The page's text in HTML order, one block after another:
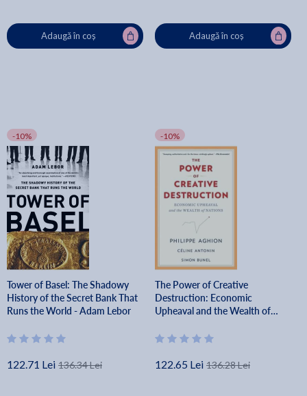
Adaugă în coș Adaugă în coș
-10%
Tower of Basel: The Shadowy
History of the Secret Bank That
Runs the World - Adam Lebor
122.71 Lei 136.34 Lei
-10%
The Power of Creative
Destruction: Economic
Upheaval and the Wealth of
122.65 Lei 136.28 Lei